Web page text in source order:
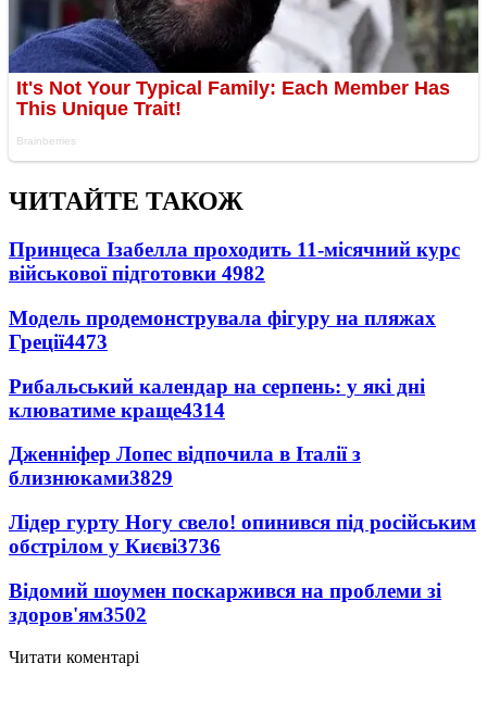
ЧИТАЙТЕ ТАКОЖ
Принцеса Ізабелла проходить 11-місячний курс
військової підготовки 4982
Модель продемонструвала фігуру на пляжах
Греції4473
Рибальський календар на серпень: у які дні
клюватиме краще4314
Дженніфер Лопес відпочила в Італії з
близнюками3829
Лідер гурту Ногу свело! опинився під російським
обстрілом у Києві3736
Відомий шоумен поскаржився на проблеми зі
здоров'ям3502
Читати коментарі